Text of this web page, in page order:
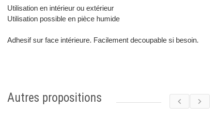
Utilisation en intérieur ou extérieur
Utilisation possible en pièce humide
Adhesif sur face intérieure. Facilement decoupable si besoin.
Autres propositions